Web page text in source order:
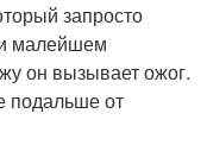
запросто
малейшем
он вызывает ожог.
подальше от